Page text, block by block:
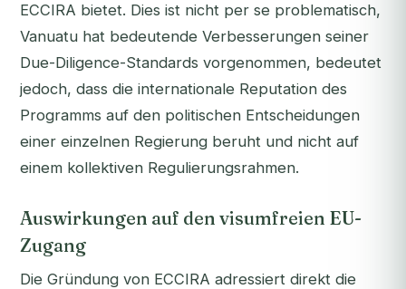
ECCIRA bietet. Dies ist nicht per se problematisch,
Vanuatu hat bedeutende Verbesserungen seiner
Due-Diligence-Standards vorgenommen, bedeutet
jedoch, dass die internationale Reputation des
Programms auf den politischen Entscheidungen
einer einzelnen Regierung beruht und nicht auf
einem kollektiven Regulierungsrahmen.
Auswirkungen auf den visumfreien EU-
Zugang
Die Gründung von ECCIRA adressiert direkt die